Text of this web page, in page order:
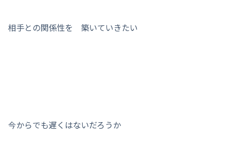
相手との関係性を 築いていきたい
今からでも遅くはないだろうか